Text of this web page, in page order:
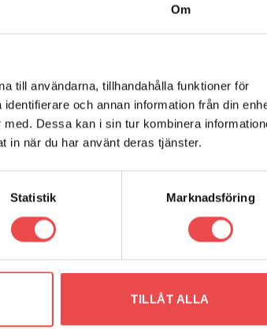
Om
till användarna, tillhandahålla funktioner för
och annan information från din
Dessa kan i sin tur kombinera
in när du har använt deras tjänster.
Statistik Marknadsföring
TILLÅT ALLA
9. Säljs i en förpackning innehållande 4
130-40 Art.nr: PF17-200
Powerflexbussning